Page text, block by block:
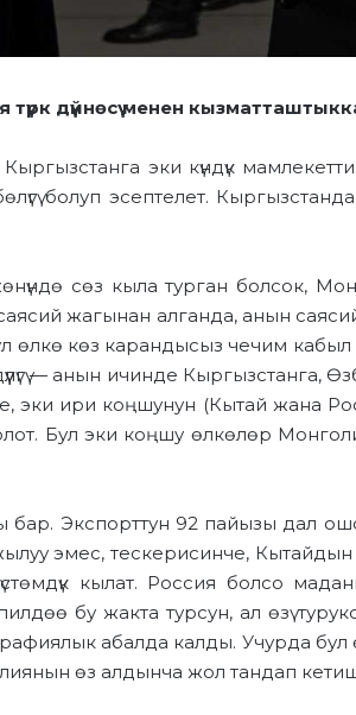
түрк дүйнөсү менен
эки күндүк
болуп эсептелет. К
нүндө сөз кыла турган болсок,
жагынан алганда, анын
өлкө көз карандысыз чечим кабыл
гү— анын ичинде Кыргызстанга,
эки ири коңшунун (Кытай жана
. Бул эки коңшу өлкөлөр
бар. Экспорттун 92 пайызы дал
эмес, тескерисинче, Кытайдын
кылат. Россия болсо
өө бу жакта турсун, ал өзү
лык абалда калды. Учурда бул
өз алдынча жол тандап